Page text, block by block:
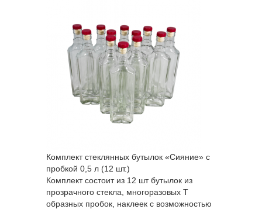
Комплект стеклянных бутылок «Сияние» с
пробкой 0,5 л (12 шт.)
Комплект состоит из 12 шт бутылок из
прозрачного стекла, многоразовых Т
образных пробок, наклеек с возможностью